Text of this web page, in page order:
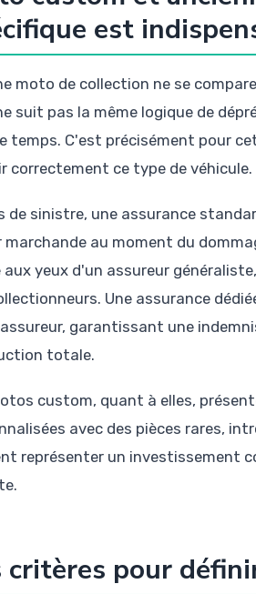
est
moto de collection ne se
suit pas la même logique de
temps. C'est précisément pour
correctement ce type de véhicule.
de sinistre, une assurance
marchande au moment du
aux yeux d'un assureur
Une assurance
garantissant une
totale.
custom, quant à elles,
avec des pièces rares,
représenter un investissement
critères pour